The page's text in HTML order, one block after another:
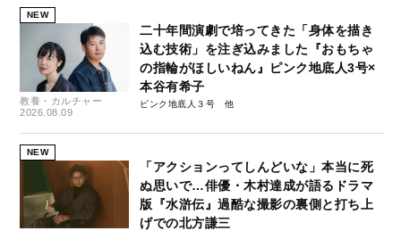
NEW
教養・カルチャー
2026.08.09
二十年間演劇で培ってきた「身体を描き
込む技術」を注ぎ込みました『おもちゃ
の指輪がほしいねん』ピンク地底人3号×
本谷有希子
ピンク地底人３号
NEW
「アクションってしんどいな」本当に死
ぬ思いで…俳優・木村達成が語るドラマ
版『水滸伝』過酷な撮影の裏側と打ち上
げでの北方謙三